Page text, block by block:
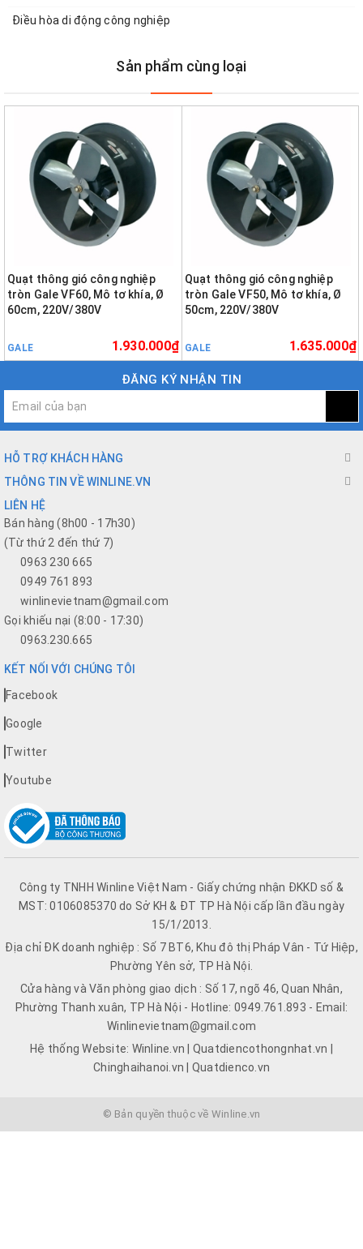
Điều hòa di động công nghiệp
Sản phẩm cùng loại
Quạt thông gió công nghiệp
tròn Gale VF60, Mô tơ khía, Ø
60cm, 220V/380V
GALE 1.930.000₫
Quạt thông gió công nghiệp
tròn Gale VF50, Mô tơ khía, Ø
50cm, 220V/380V
GALE 1.635.000₫
ĐĂNG KÝ NHẬN TIN
HỖ TRỢ KHÁCH HÀNG
THÔNG TIN VỀ WINLINE.VN
LIÊN HỆ
Bán hàng (8h00 - 17h30)
(Từ thứ 2 đến thứ 7)
0963 230 665
0949 761 893
winlinevietnam@gmail.com
Gọi khiếu nại (8:00 - 17:30)
0963.230.665
KẾT NỐI VỚI CHÚNG TÔI
Facebook
Google
Twitter
Youtube
Công ty TNHH Winline Việt Nam - Giấy chứng nhận ĐKKD số &
MST: 0106085370 do Sở KH & ĐT TP Hà Nội cấp lần đầu ngày
15/1/2013.
Địa chỉ ĐK doanh nghiệp : Số 7 BT6, Khu đô thị Pháp Vân - Tứ Hiệp,
Phường Yên sở, TP Hà Nội.
Cửa hàng và Văn phòng giao dịch : Số 17, ngõ 46, Quan Nhân,
Phường Thanh xuân, TP Hà Nội - Hotline: 0949.761.893 - Email:
Winlinevietnam@gmail.com
Hệ thống Website: Winline.vn | Quatdiencothongnhat.vn |
Chinghaihanoi.vn | Quatdienco.vn
© Bản quyền thuộc về Winline.vn